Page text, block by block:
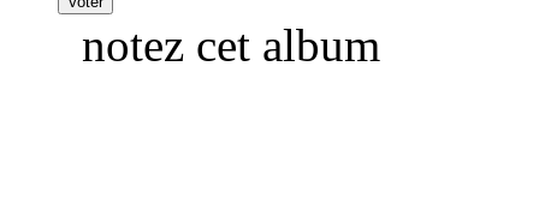
notez cet album